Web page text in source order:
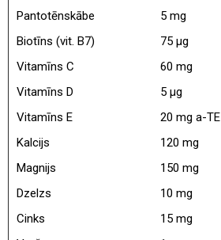
Pantotēnskābe
Biotīns (vit. B7)
Vitamīns C
Vitamīns D
Vitamīns E
Kalcijs
Magnijs
Dzelzs
Cinks
5 mg
75 μg
60 mg
5 μg
20 mg a-TE
120 mg
150 mg
10 mg
15 mg